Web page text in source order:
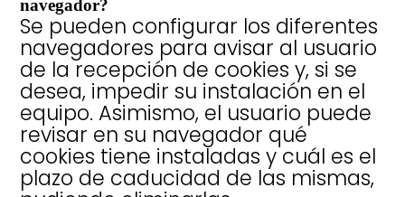
navegador?
Se pueden configurar los diferentes
navegadores para avisar al usuario
de la recepción de cookies y, si se
desea, impedir su instalación en el
equipo. Asimismo, el usuario puede
revisar en su navegador qué
cookies tiene instaladas y cuál es el
plazo de caducidad de las mismas,